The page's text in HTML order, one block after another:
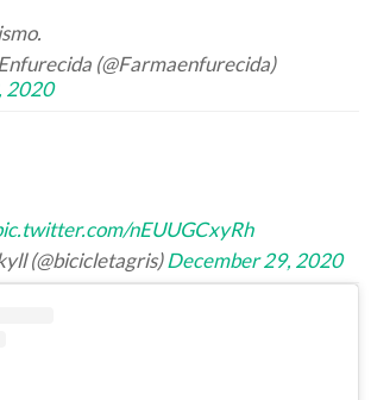
(@Farmaenfurecida)
2020
nEUUGCxyRh
(@bicicletagris) December 29, 2020